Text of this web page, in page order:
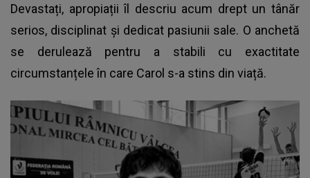
Devastați, apropiații îl descriu acum drept un tânăr
serios, disciplinat și dedicat pasiunii sale. O anchetă
se derulează pentru a stabili cu exactitate
circumstanțele în care Carol s-a stins din viață.